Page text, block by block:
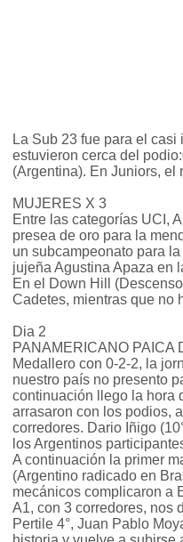
La Sub 23 fue para el
estuvieron cerca del
(Argentina). En Juniors, el
MUJERES X 3
Entre las categorías UCI,
presea de oro para la
un subcampeonato para
jujeña Agustina Apaza en
En el Down Hill
Cadetes, mientras que no
Dia 2
PANAMERICANO PAICA
Medallero con 0-2-2, la
nuestro país no presento
continuación llego la hora
arrasaron con los podios,
corredores. Dario Iñigo
los Argentinos
A continuación la primer
(Argentino radicado en
mecánicos complicaron a
A1, con 3 corredores, nos
Pertile 4°, Juan Pablo